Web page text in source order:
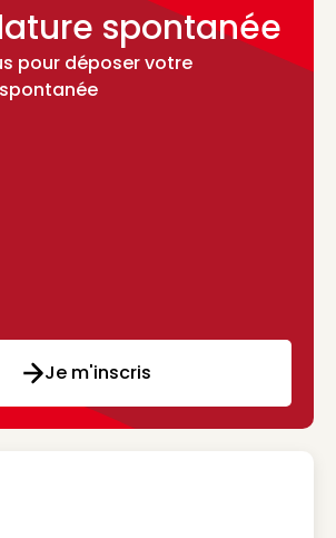
spontanée
pour déposer votre
Je m'inscris